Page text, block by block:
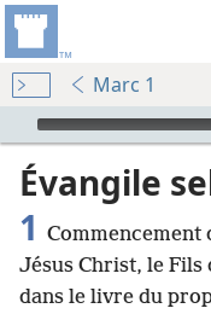
Marc 1
Audio Player
Évangile
1 Commencement
Jésus Christ, le Fils
dans le livre du